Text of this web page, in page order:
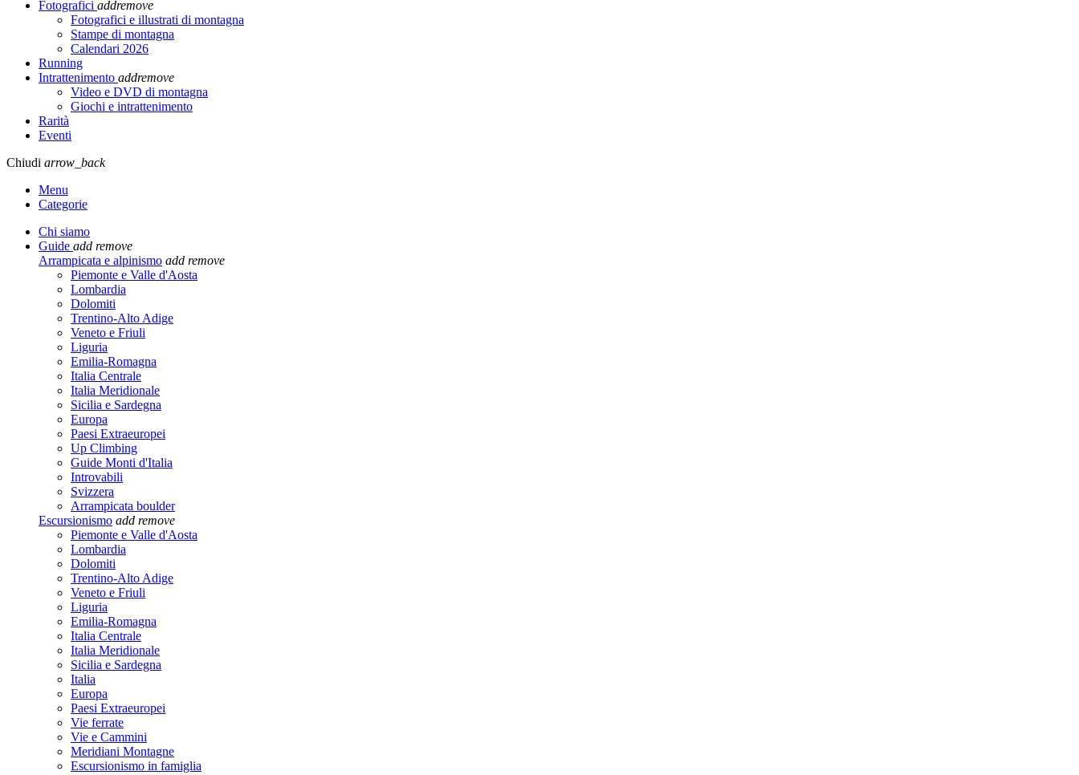
Fotografici addremove
Fotografici e illustrati di montagna
Stampe di montagna
Calendari 2026
Running
Intrattenimento addremove
Video e DVD di montagna
Giochi e intrattenimento
Rarità
Eventi
Chiudi arrow_back
Menu
Categorie
Chi siamo
Guide add remove
Arrampicata e alpinismo add remove
Piemonte e Valle d'Aosta
Lombardia
Dolomiti
Trentino-Alto Adige
Veneto e Friuli
Liguria
Emilia-Romagna
Italia Centrale
Italia Meridionale
Sicilia e Sardegna
Europa
Paesi Extraeuropei
Up Climbing
Guide Monti d'Italia
Introvabili
Svizzera
Arrampicata boulder
Escursionismo add remove
Piemonte e Valle d'Aosta
Lombardia
Dolomiti
Trentino-Alto Adige
Veneto e Friuli
Liguria
Emilia-Romagna
Italia Centrale
Italia Meridionale
Sicilia e Sardegna
Italia
Europa
Paesi Extraeuropei
Vie ferrate
Vie e Cammini
Meridiani Montagne
Escursionismo in famiglia